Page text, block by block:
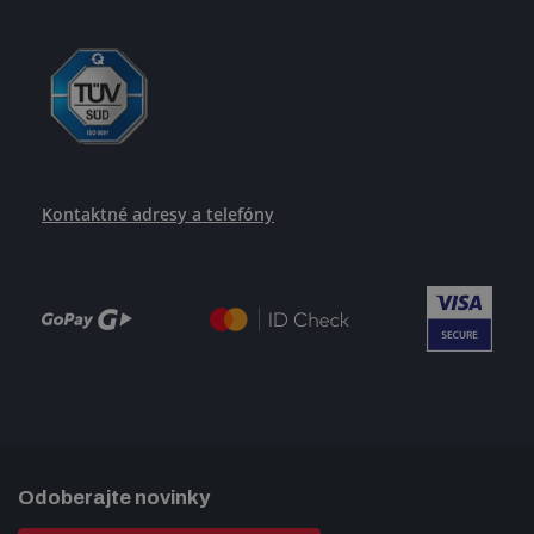
Kontaktné adresy a telefóny
Odoberajte novinky